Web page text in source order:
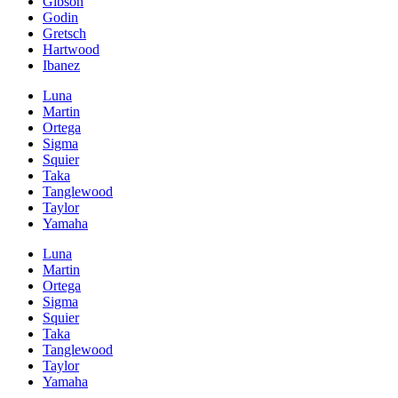
Godin
Gretsch
Hartwood
Ibanez
Luna
Martin
Ortega
Sigma
Squier
Taka
Tanglewood
Taylor
Yamaha
Luna
Martin
Ortega
Sigma
Squier
Taka
Tanglewood
Taylor
Yamaha